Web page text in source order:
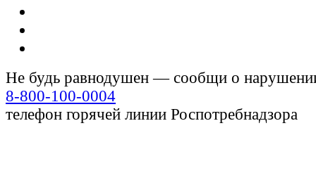
Не будь равнодушен — сообщи о
8-800-100-0004
телефон горячей линии Роспотребнадзора